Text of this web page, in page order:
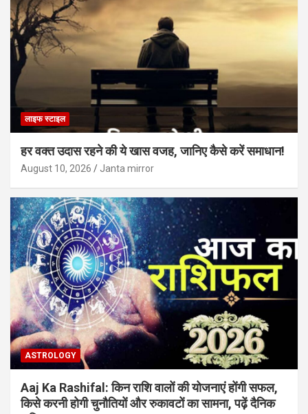
लाइफ स्टाइल
हर वक्त उदास रहने की ये खास वजह, जानिए कैसे करें समाधान!
August 10, 2026 Janta mirror
ASTROLOGY
Aaj Ka Rashifal: किन राशि वालों की योजनाएं होंगी सफल,
किसे करनी होगी चुनौतियों और रुकावटों का सामना, पढ़ें दैनिक